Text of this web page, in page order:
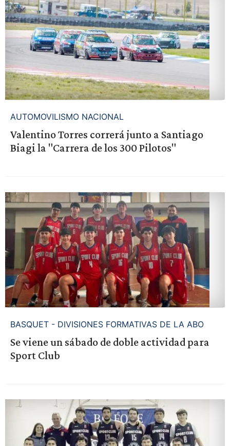
AUTOMOVILISMO NACIONAL
Valentino Torres correrá junto a Santiago
Biagi la "Carrera de los 300 Pilotos"
BASQUET - DIVISIONES FORMATIVAS DE LA ABO
Se viene un sábado de doble actividad para
Sport Club